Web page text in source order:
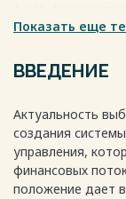
расходов
ГЛАВА 2. УЧЕТ И
ОРГАНИЗАЦИИ
2.1
"Авиценна" г.
2.2 Анализ
Показать еще
ВВЕДЕНИЕ
Актуальность
создания
управления,
финансовых
положение дает